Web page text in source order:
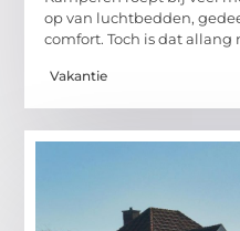
op van luchtbedden,
comfort. Toch is dat
Vakantie